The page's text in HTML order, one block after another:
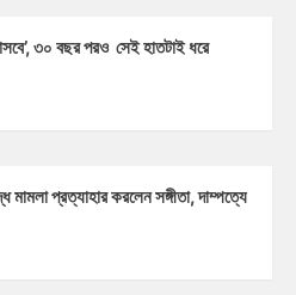
৩০ বছর পরও সেই হাতটাই ধরে
মামলা প্রত্যাহার করলেন সঙ্গীতা, দাম্পত্যে